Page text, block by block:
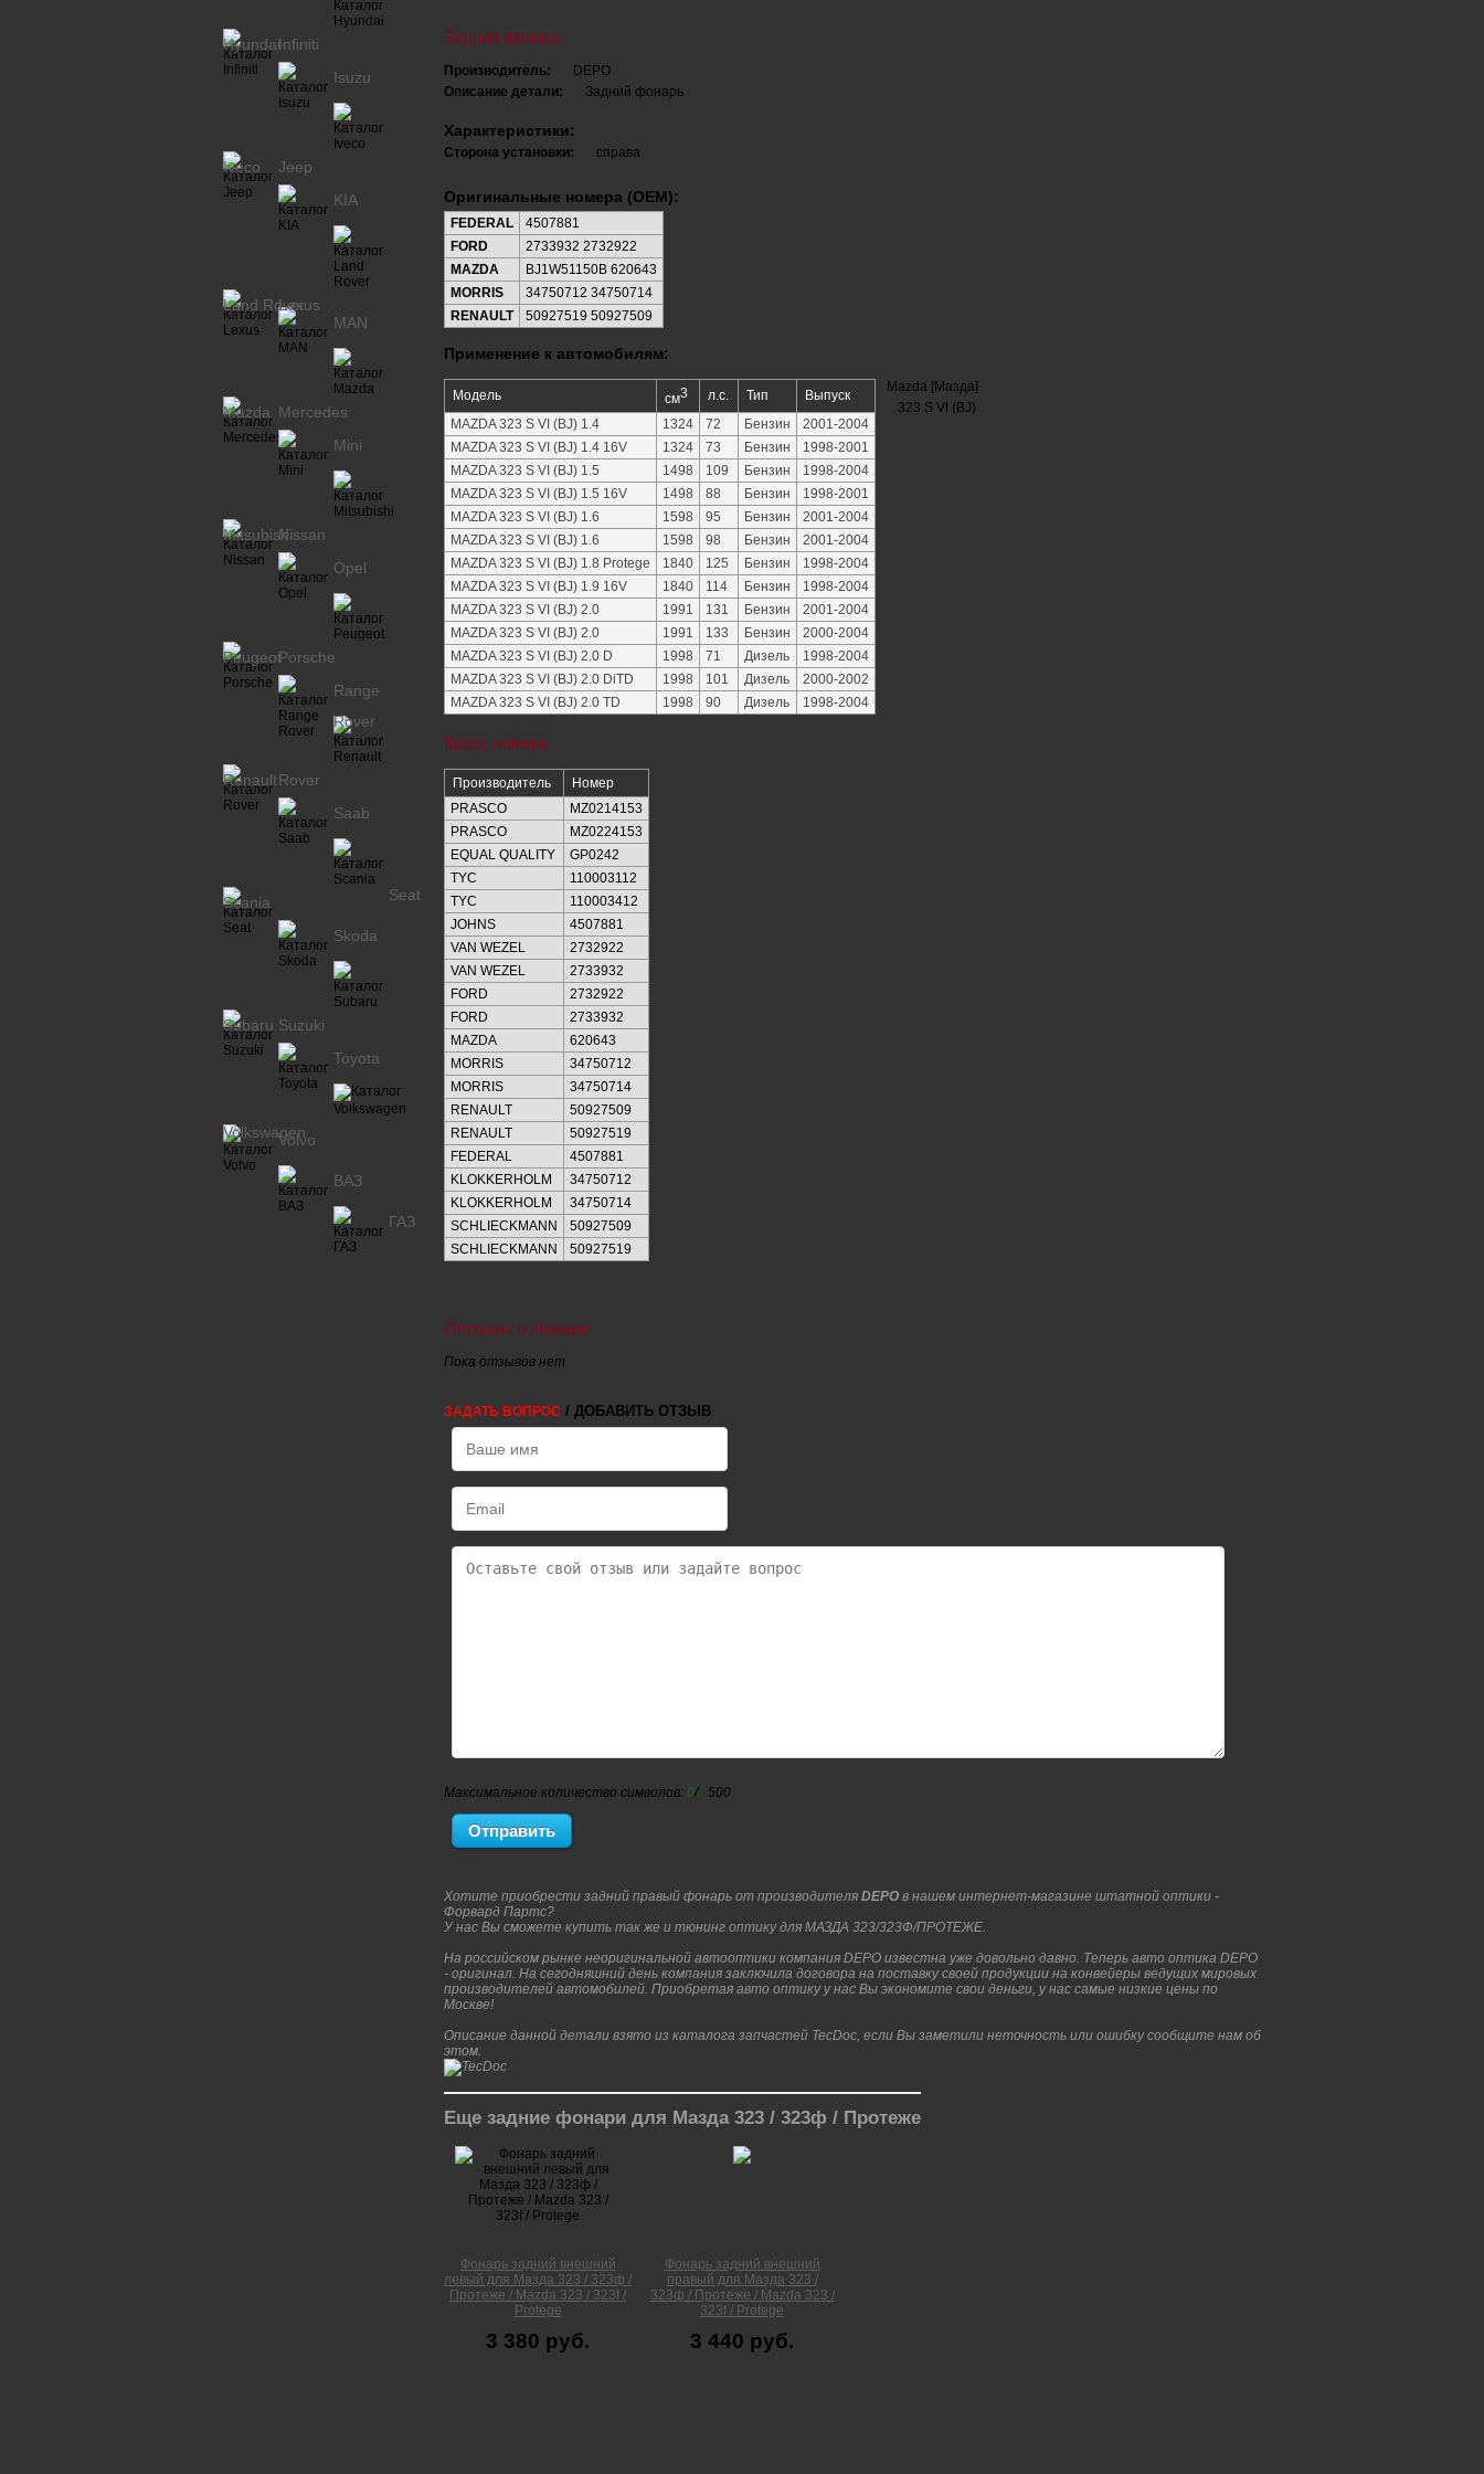
Задний фонарь
Производитель:
DEPO
Описание детали:
Задний фонарь
Характеристики:
Сторона установки: справа
Оригинальные номера (OEM):
FEDERAL
4507881
FORD
2733932 2732922
MAZDA
BJ1W51150B 620643
MORRIS
34750712 34750714
RENAULT
50927519 50927509
Применение к автомобилям:
Модель см3 л.с. Тип
Выпуск
MAZDA 323 S VI (BJ) 1.4
1324 72 Бензин
2001-2004
MAZDA 323 S VI (BJ) 1.4 16V
1324 73 Бензин
1998-2001
MAZDA 323 S VI (BJ) 1.5
1498 109 Бензин
1998-2004
MAZDA 323 S VI (BJ) 1.5 16V
1498 88 Бензин
1998-2001
MAZDA 323 S VI (BJ) 1.6
1598 95 Бензин
2001-2004
MAZDA 323 S VI (BJ) 1.6
1598 98 Бензин
2001-2004
MAZDA 323 S VI (BJ) 1.8 Protege
1840 125 Бензин
1998-2004
MAZDA 323 S VI (BJ) 1.9 16V
1840 114 Бензин
1998-2004
MAZDA 323 S VI (BJ) 2.0
1991 131 Бензин
2001-2004
MAZDA 323 S VI (BJ) 2.0
1991 133 Бензин
2000-2004
MAZDA 323 S VI (BJ) 2.0 D
1998 71 Дизель
1998-2004
MAZDA 323 S VI (BJ) 2.0 DiTD
1998 101 Дизель
2000-2002
MAZDA 323 S VI (BJ) 2.0 TD
1998 90 Дизель 1998-2004
Mazda [Мазда]
323 S VI (BJ)
Кросс номера
Производитель
Номер
PRASCO
MZ0214153
PRASCO
MZ0224153
EQUAL QUALITY
GP0242
TYC
110003112
TYC
110003412
JOHNS
4507881
VAN WEZEL
2732922
VAN WEZEL
2733932
FORD
2732922
FORD
2733932
MAZDA
620643
MORRIS
34750712
MORRIS
34750714
RENAULT
50927509
RENAULT
50927519
FEDERAL
4507881
KLOKKERHOLM
34750712
KLOKKERHOLM
34750714
SCHLIECKMANN
50927509
SCHLIECKMANN
50927519
Отзывы о товаре
Пока отзывов нет
ЗАДАТЬ ВОПРОС / ДОБАВИТЬ ОТЗЫВ
Максимальное количество символов: 0/ 500
Хотите приобрести задний правый фонарь от производителя DEPO в нашем интернет-магазине штатной оптики -
Форвард Партс?
У нас Вы сможете купить так же и тюнинг оптику для МАЗДА 323/323Ф/ПРОТЕЖЕ.
На российском рынке неоригинальной автооптики компания DEPO известна уже довольно давно. Теперь авто оптика DEPO
- оригинал. На сегодняшний день компания заключила договора на поставку своей продукции на конвейеры ведущих мировых
производителей автомобилей. Приобретая авто оптику у нас Вы экономите свои деньги, у нас самые низкие цены по
Москве!
Описание данной детали взято из каталога запчастей TecDoc, если Вы заметили неточность или ошибку сообщите нам об
этом.
Еще задние фонари для Мазда 323 / 323ф / Протеже
Фонарь задний внешний
левый для Мазда 323 / 323ф /
Протеже / Mazda 323 / 323f /
Protege
3 380 руб.
Фонарь задний внешний
правый для Мазда 323 /
323ф / Протеже / Mazda 323 /
323f / Protege
3 440 руб.
HyundaiInfiniti
Isuzu
Iveco
Jeep
KIA
Land Rover
Lexus
MAN
Mazda Mercedes
Mini
MitsubishiNissan
Opel
PeugeotPorsche
Range
Rover
RenaultRover
Saab
Scania Seat
Skoda
Subaru Suzuki
Toyota
Volkswagen
Volvo
ВАЗ
ГАЗ